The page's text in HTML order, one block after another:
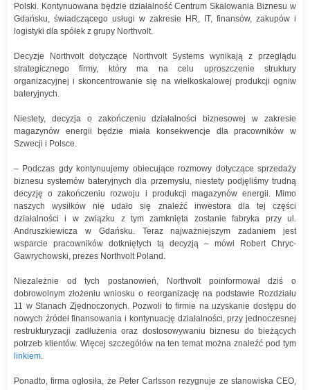
Polski. Kontynuowana będzie działalność Centrum Skalowania Biznesu w
Gdańsku, świadczącego usługi w zakresie HR, IT, finansów, zakupów i
logistyki dla spółek z grupy Northvolt.
Decyzje Northvolt dotyczące Northvolt Systems wynikają z przeglądu
strategicznego firmy, który ma na celu uproszczenie struktury
organizacyjnej i skoncentrowanie się na wielkoskalowej produkcji ogniw
bateryjnych.
Niestety, decyzja o zakończeniu działalności biznesowej w zakresie
magazynów energii będzie miała konsekwencje dla pracowników w
Szwecji i Polsce.
– Podczas gdy kontynuujemy obiecujące rozmowy dotyczące sprzedaży
biznesu systemów bateryjnych dla przemysłu, niestety podjęliśmy trudną
decyzję o zakończeniu rozwoju i produkcji magazynów energii. Mimo
naszych wysiłków nie udało się znaleźć inwestora dla tej części
działalności i w związku z tym zamknięta zostanie fabryka przy ul.
Andruszkiewicza w Gdańsku. Teraz najważniejszym zadaniem jest
wsparcie pracowników dotkniętych tą decyzją – mówi Robert Chryc-
Gawrychowski, prezes Northvolt Poland.
Niezależnie od tych postanowień, Northvolt poinformował dziś o
dobrowolnym złożeniu wniosku o reorganizację na podstawie Rozdziału
11 w Stanach Zjednoczonych. Pozwoli to firmie na uzyskanie dostępu do
nowych źródeł finansowania i kontynuację działalności, przy jednoczesnej
restrukturyzacji zadłużenia oraz dostosowywaniu biznesu do bieżących
potrzeb klientów. Więcej szczegółów na ten temat można znaleźć pod tym
linkiem.
Ponadto, firma ogłosiła, że Peter Carlsson rezygnuje ze stanowiska CEO,